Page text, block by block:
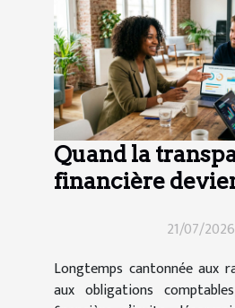
Quand la
financière
21/07/2026
Longtemps cantonnée aux
aux obligations